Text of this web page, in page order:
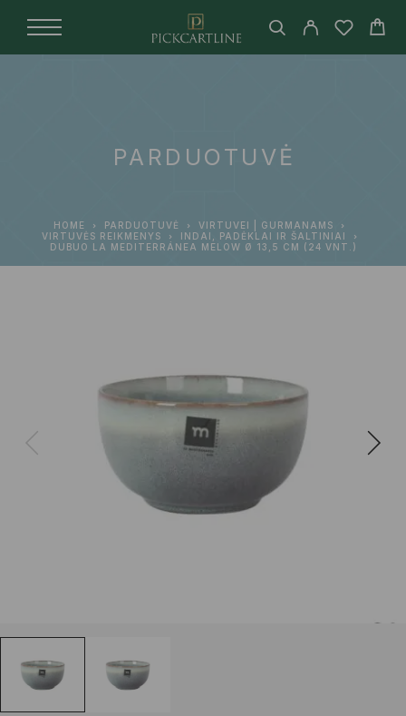
PARDUOTUVĖ
HOME PARDUOTUVĖ
VIRTUVEI | GURMANAMS
VIRTUVĖS REIKMENYS
INDAI, PADĖKLAI IR ŠALTINIAI
DUBUO LA MEDITERRÁNEA MELOW Ø 13,5 CM (24 VNT.)